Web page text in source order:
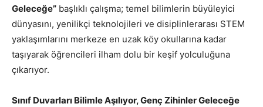
Geleceğe” başlıklı çalışma; temel bilimlerin büyüleyici
dünyasını, yenilikçi teknolojileri ve disiplinlerarası STEM
yaklaşımlarını merkeze en uzak köy okullarına kadar
taşıyarak öğrencileri ilham dolu bir keşif yolculuğuna
çıkarıyor.
Sınıf Duvarları Bilimle Aşılıyor, Genç Zihinler Geleceğe